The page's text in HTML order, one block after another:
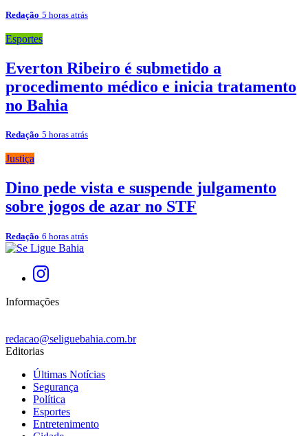
Redação 5 horas atrás
Esportes
Everton Ribeiro é submetido a
procedimento médico e inicia tratamento
no Bahia
Redação 5 horas atrás
Justiça
Dino pede vista e suspende julgamento
sobre jogos de azar no STF
Redação 6 horas atrás
Informações
redacao@seliguebahia.com.br
Editorias
Últimas Notícias
Segurança
Política
Esportes
Entretenimento